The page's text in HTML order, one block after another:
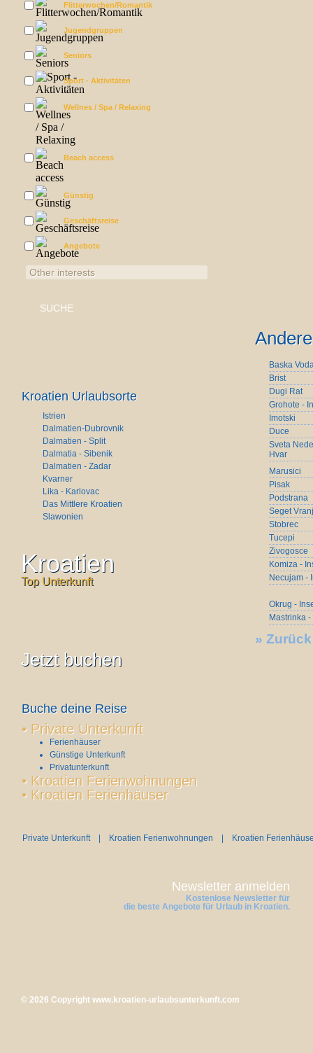
Flitterwochen/Romantik
Jugendgruppen
Seniors
Sport - Aktivitäten
Wellnes / Spa / Relaxing
Beach access
Günstig
Geschäftsreise
Angebote
Other interests
Kroatien Urlaubsorte
Istrien
Dalmatien-Dubrovnik
Dalmatien - Split
Dalmatia - Sibenik
Dalmatien - Zadar
Kvarner
Lika - Karlovac
Das Mittlere Kroatien
Slawonien
Kroatien
Top Unterkunft
Jetzt buchen
Buche deine Reise
• Private Unterkunft
Ferienhäuser
Günstige Unterkunft
Privatunterkunft
• Kroatien Ferienwohnungen
• Kroatien Ferienhäuser
Baska
Brist
Dugi Rat
Grohote -
Imotski
Duce
Sveta
Hvar
Marusici
Pisak
Podstrana
Seget
Stobrec
Tucepi
Zivogosce
Komiza -
Necujam -
Okrug -
Mastrinka
» Zurück
Private Unterkunft| Kroatien Ferienwohnungen Kroatien
Newsletter anmelden
Kostenlose Newsletter für
die beste Angebote für Urlaub in Kroatien.
© 2026 Copyright www.kroatien-urlaubsunterkunft.com